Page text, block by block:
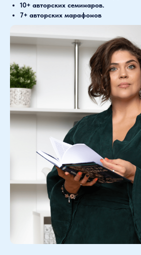
10+ авторских семинаров.
7+ авторских марафонов